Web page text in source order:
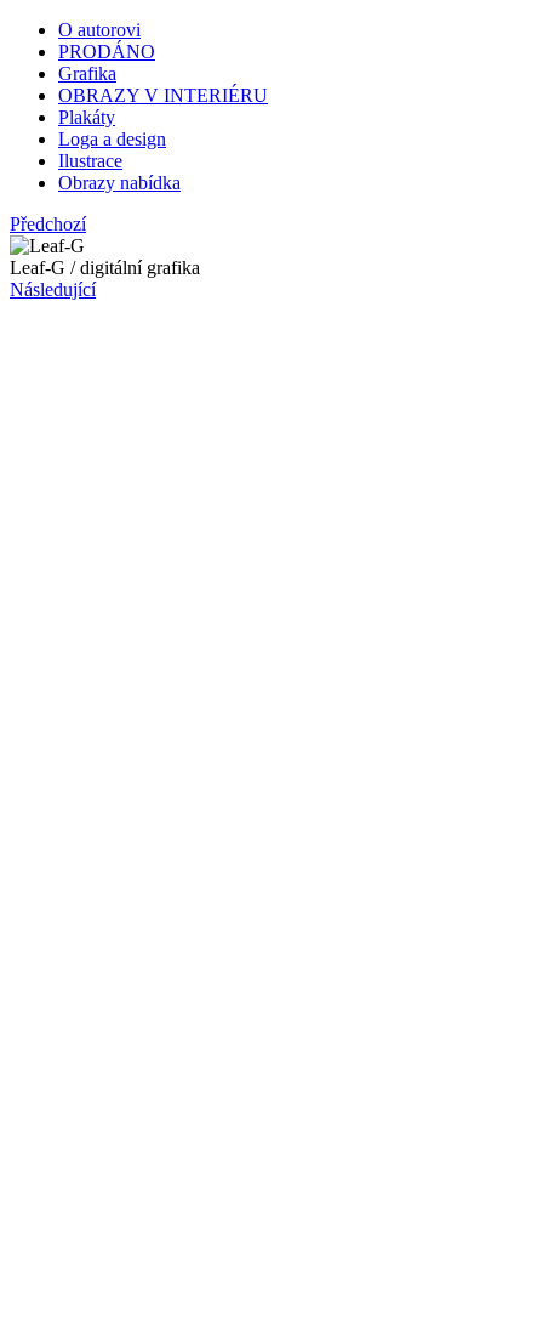
O autorovi
PRODÁNO
Grafika
OBRAZY V INTERIÉRU
Plakáty
Loga a design
Ilustrace
Obrazy nabídka
Předchozí
Leaf-G / digitální grafika
Následující